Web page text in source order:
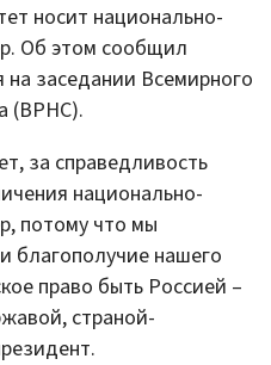
носит национально-
Об этом сообщил
заседании Всемирного
(ВРНС).
за справедливость
национально-
потому что мы
благополучие нашего
право быть Россией –
страной-